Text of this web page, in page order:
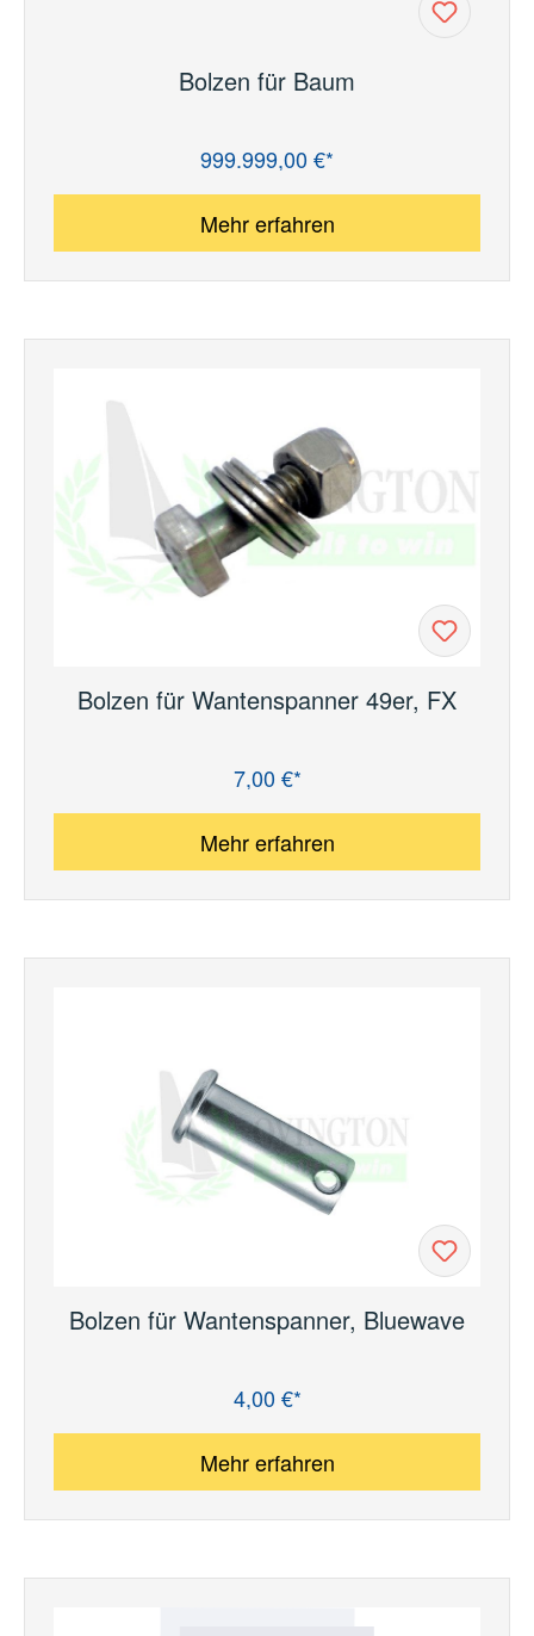
Bolzen für Baum
Regulärer Preis:999.999,00 €*
Mehr erfahren
Bolzen für Wantenspanner 49er, FX
7,00 €*
Mehr erfahren
Bolzen für Wantenspanner, Bluewave
4,00 €*
Mehr erfahren